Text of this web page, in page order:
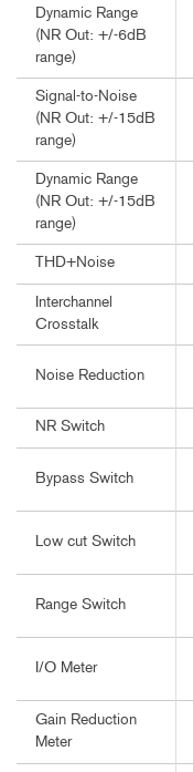
Dynamic Range
(NR Out: +/-6dB
range)
Signal-to-Noise
(NR Out: +/-15dB
range)
Dynamic Range
(NR Out: +/-15dB
range)
THD+Noise
Interchannel
Crosstalk
Noise Reduction
NR Switch
Bypass Switch
Low cut Switch
Range Switch
I/O Meter
Gain Reduction
Meter